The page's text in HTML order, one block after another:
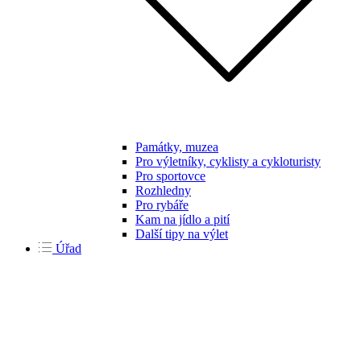
Památky, muzea
Pro výletníky, cyklisty a cykloturisty
Pro sportovce
Rozhledny
Pro rybáře
Kam na jídlo a pití
Další tipy na výlet
Úřad